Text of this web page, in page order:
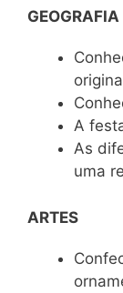
GEOGRAFIA
A
As
uma
ARTES